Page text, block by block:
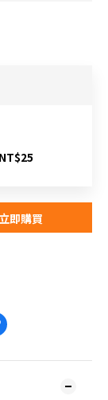
立即購買